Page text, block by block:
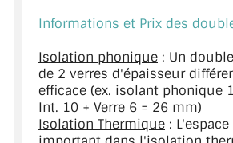
Informations et Prix des
Isolation phonique : Un
de 2 verres d'épaisseur
efficace (ex. isolant phonique
Int. 10 + Verre 6 = 26 mm)
Isolation Thermique :